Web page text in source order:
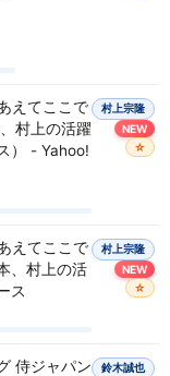
えてここで
村上の活躍
） - Yahoo!
村上宗隆
NEW
☆
えてここで
、村上の活
ス
村上宗隆
NEW
☆
侍ジャパン
鈴木誠也